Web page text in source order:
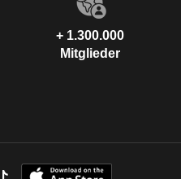
+ 1.300.000
Mitglieder